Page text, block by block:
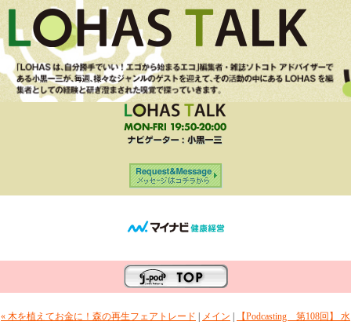
« 木を植えてお金に！森の再生フェアトレード メイン
【Podcasting 第108回】 水